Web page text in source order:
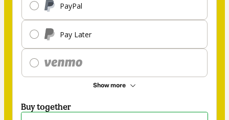
PayPal
Pay Later
Show more
Buy together